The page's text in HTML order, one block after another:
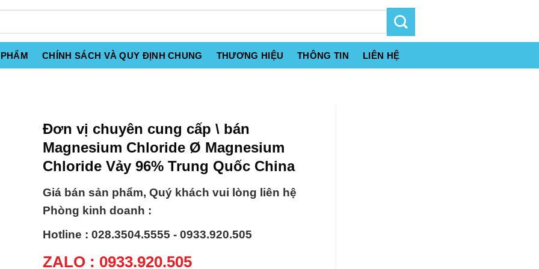
CHÍNH SÁCH VÀ QUY ĐỊNH CHUNG THƯƠNG HIỆU THÔNG TIN LIÊN HỆ
Đơn vị chuyên cung cấp \ bán
Magnesium Chloride Ø Magnesium
Chloride Vảy 96% Trung Quốc China
Giá bán sản phẩm, Quý khách vui lòng liên hệ
Phòng kinh doanh :
Hotline : 028.3504.5555 - 0933.920.505
ZALO : 0933.920.505